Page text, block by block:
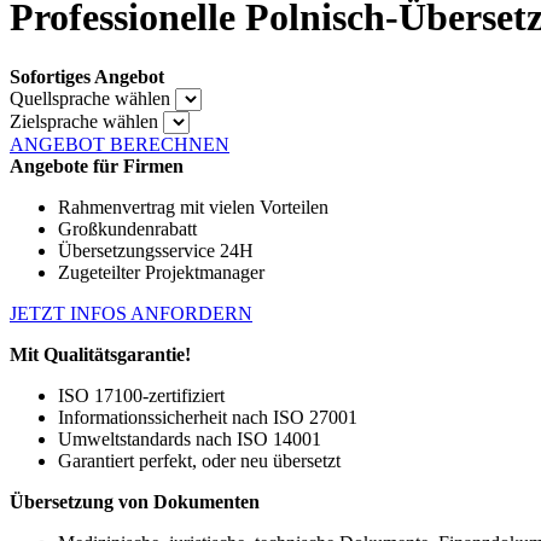
Professionelle Polnisch-
Sofortiges Angebot
Quellsprache wählen
Zielsprache wählen
ANGEBOT BERECHNEN
Angebote für Firmen
Rahmenvertrag mit vielen Vorteilen
Großkundenrabatt
Übersetzungsservice 24H
Zugeteilter Projektmanager
JETZT INFOS ANFORDERN
Mit Qualitätsgarantie!
ISO 17100-zertifiziert
Informationssicherheit nach ISO 27001
Umweltstandards nach ISO 14001
Garantiert perfekt, oder neu übersetzt
Übersetzung von Dokumenten